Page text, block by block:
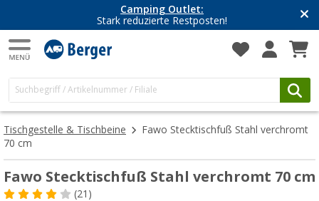
Camping Outlet:
Stark reduzierte Restposten!
Tischgestelle & Tischbeine
Fawo Stecktischfuß Stahl verchromt
70 cm
Fawo Stecktischfuß Stahl verchromt 70 cm
(21)